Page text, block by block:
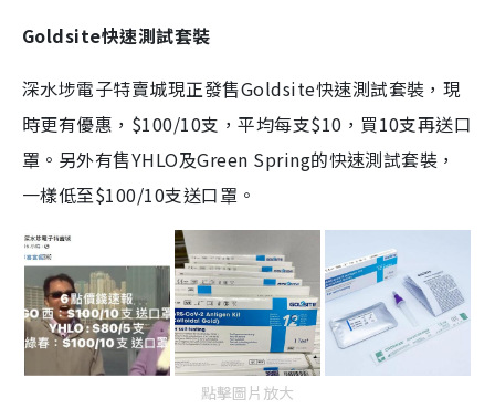
Goldsite快速測試套裝
深水埗電子特賣城現正發售Goldsite快速測試套裝，現
時更有優惠，$100/10支，平均每支$10，買10支再送口
罩。另外有售YHLO及Green Spring的快速測試套裝，
一樣低至$100/10支送口罩。
點擊圖片放大